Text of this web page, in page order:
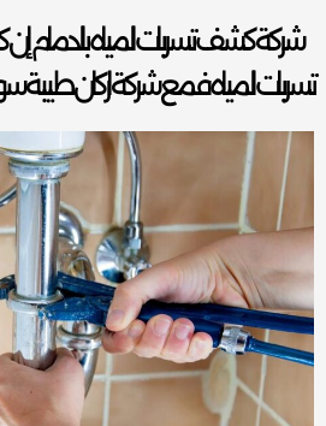
شركة كشف تسربات المياه بالدمام
تسربات المياه فمع شركة اركان